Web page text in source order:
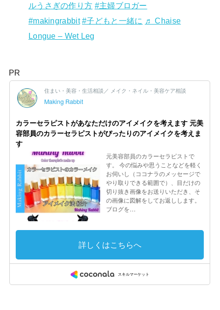
ルうさぎの作り方 #主婦ブロガー
#makingrabbit #子どもと一緒に ♬ Chaise
Longue – Wet Leg
PR